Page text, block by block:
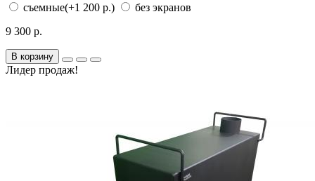
съемные(+1 200 р.)
без экранов
9 300 р.
В корзину
Лидер продаж!